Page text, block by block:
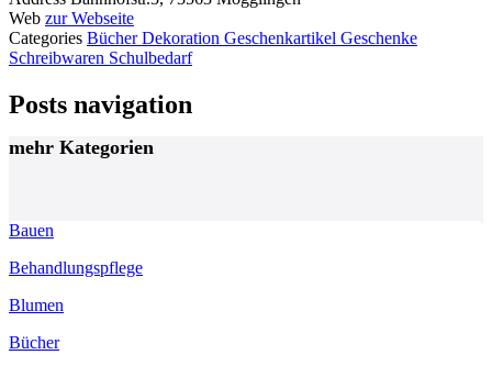
Web zur Webseite
Categories BücherDekoration Geschenkartikel Geschenke
Schreibwaren Schulbedarf
Posts navigation
mehr Kategorien
Bauen
Behandlungspflege
Blumen
Bücher